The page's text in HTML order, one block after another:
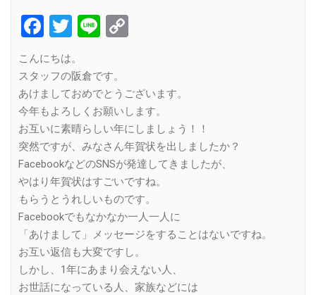
Facebook
Twitter
Line
こんにちは。
スタッフの阪倉です。
あけましておめでとうございます。
今年もよろしくお願いします。
お互いに素晴らしい年にしましょう！！
突然ですが、みなさん年賀状を出しましたか？
FacebookなどのSNSが発達してきましたが、
やはり年賀状はすごいですね。
もらうとうれしいものです。
Facebookでもなかなか一人一人に
「あけまして」メッセージをすることはないですね。
お互い返信も大変ですし。
しかし、1年にあまり会えない人、
お世話になっている人、家族などには